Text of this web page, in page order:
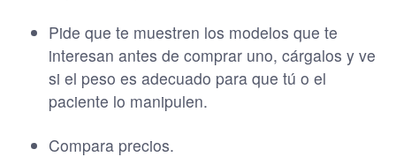
Pide que te muestren los modelos que te
interesan antes de comprar uno, cárgalos y ve
si el peso es adecuado para que tú o el
paciente lo manipulen.
Compara precios.